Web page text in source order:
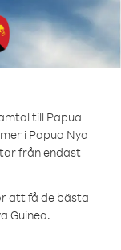
till Papua
i Papua Nya
från endast
att få de bästa
Guinea.